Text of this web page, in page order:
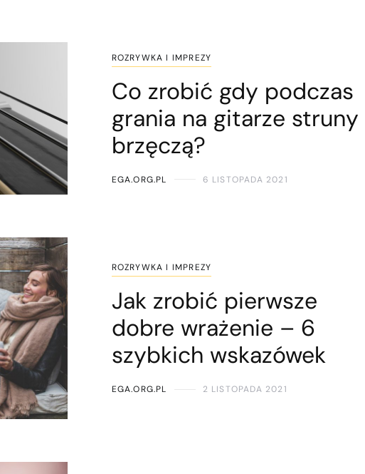
ROZRYWKA I IMPREZY
Co zrobić gdy podczas
grania na gitarze struny
brzęczą?
EGA.ORG.PL 6 LISTOPADA 2021
ROZRYWKA I IMPREZY
Jak zrobić pierwsze
dobre wrażenie – 6
szybkich wskazówek
EGA.ORG.PL 2 LISTOPADA 2021